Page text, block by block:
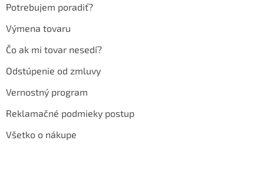
Potrebujem poradiť?
Výmena tovaru
Čo ak mi tovar nesedí?
Odstúpenie od zmluvy
Vernostný program
Reklamačné podmieky postup
Všetko o nákupe